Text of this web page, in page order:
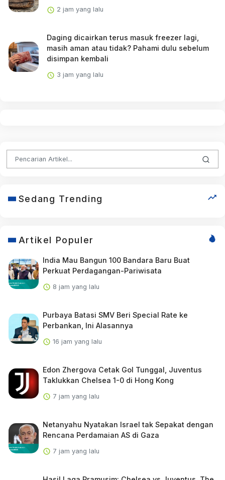
2 jam yang lalu
Daging dicairkan terus masuk freezer lagi,
masih aman atau tidak? Pahami dulu sebelum
disimpan kembali
3 jam yang lalu
Sedang Trending
Artikel Populer
India Mau Bangun 100 Bandara Baru Buat
Perkuat Perdagangan-Pariwisata
8 jam yang lalu
Purbaya Batasi SMV Beri Special Rate ke
Perbankan, Ini Alasannya
16 jam yang lalu
Edon Zhergova Cetak Gol Tunggal, Juventus
Taklukkan Chelsea 1-0 di Hong Kong
7 jam yang lalu
Netanyahu Nyatakan Israel tak Sepakat dengan
Rencana Perdamaian AS di Gaza
7 jam yang lalu